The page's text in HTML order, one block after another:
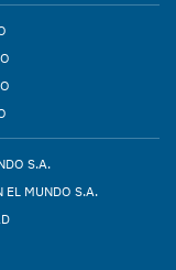
S.A.
EL MUNDO S.A.